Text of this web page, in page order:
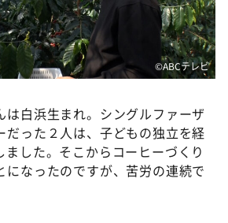
©ABCテレビ
は白浜生まれ。シングルファーザ
だった２人は、子どもの独立を経
ました。そこからコーヒーづくり
になったのですが、苦労の連続で